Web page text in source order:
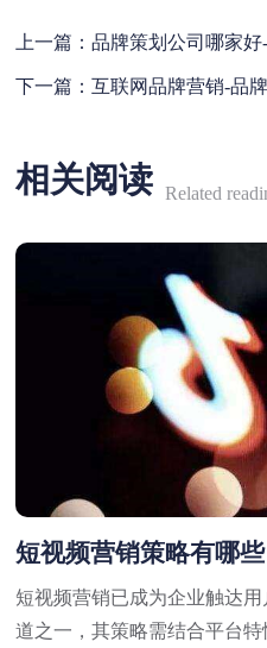
上一篇：品牌策划公司哪家
下一篇：互联网品牌营销-品
相关阅读 Related
短视频营销策略有哪些
短视频营销已成为企业触达
道之一，其策略需结合平台